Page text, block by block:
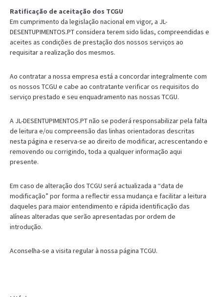
Ratificação de aceitação dos TCGU
Em cumprimento da legislação nacional em vigor, a JL-
DESENTUPIMENTOS.PT considera terem sido lidas, compreendidas e
aceites as condições de prestação dos nossos serviços ao
requisitar a realização dos mesmos.
Ao contratar a nossa empresa está a concordar integralmente com
os nossos TCGU e cabe ao contratante verificar os requisitos do
serviço prestado e seu enquadramento nas nossas TCGU.
A JL-DESENTUPIMENTOS.PT não se poderá responsabilizar pela falta
de leitura e/ou compreensão das linhas orientadoras descritas
nesta página e reserva-se ao direito de modificar, acrescentando e
removendo ou corrigindo, toda a qualquer informação aqui
presente.
Em caso de alteração dos TCGU será actualizada a “data de
modificação” por forma a reflectir essa mudança e facilitar a leitura
daqueles para maior entendimento e rápida identificação das
alíneas alteradas que serão apresentadas por ordem de
introdução.
Aconselha-se a visita regular à nossa página TCGU.